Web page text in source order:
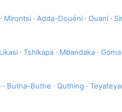
· Mirontsi · Adda-Douéni · Ouani ·
Likasi · Tshikapa · Mbandaka · Goma
· Butha-Buthe · Quthing ·